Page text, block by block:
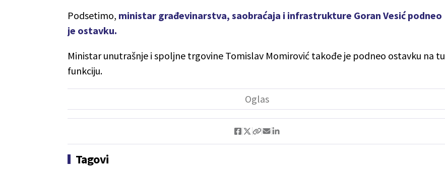
Podsetimo, ministar građevinarstva, saobraćaja i infrastrukture Goran Vesić podneo
je ostavku.
Ministar unutrašnje i spoljne trgovine Tomislav Momirović takođe je podneo ostavku na tu
funkciju.
Tagovi